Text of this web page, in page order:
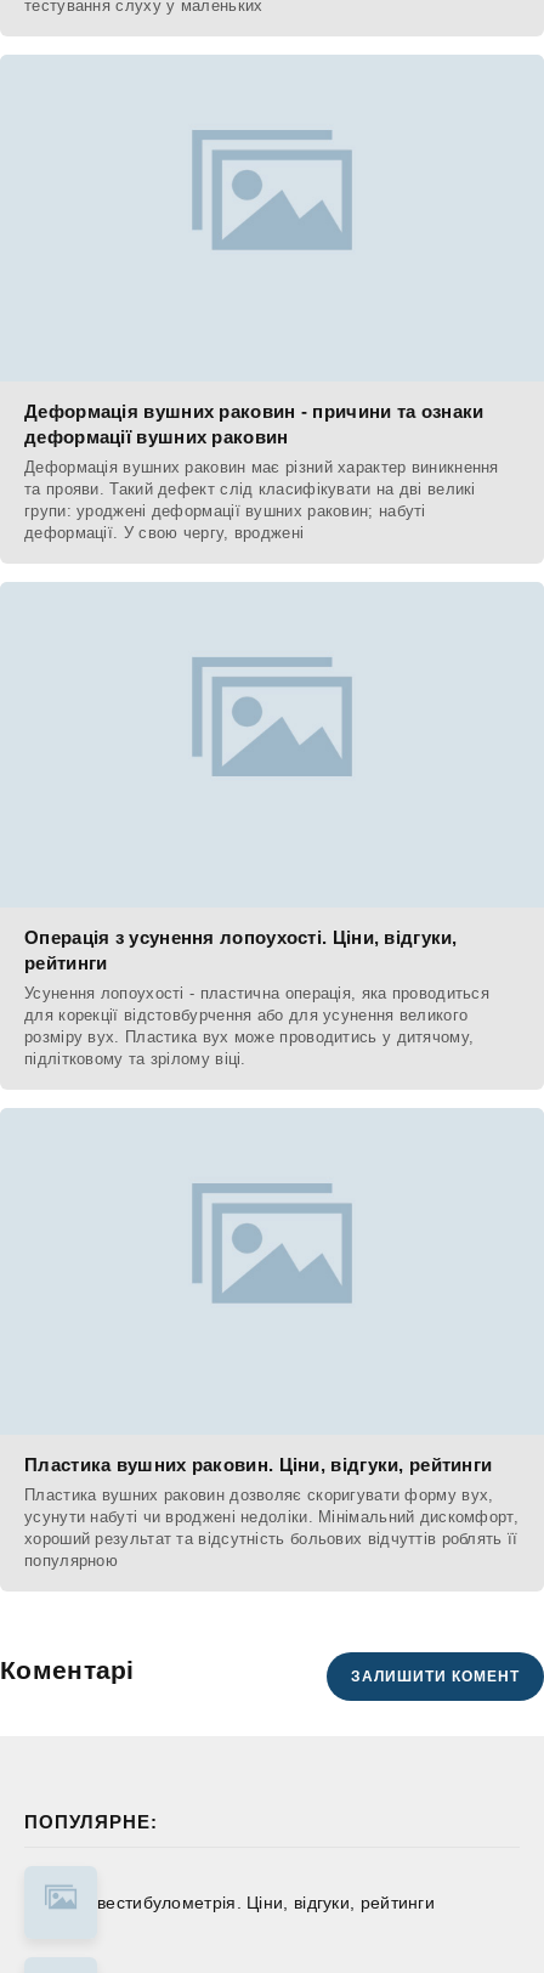
ПОПУЛЯРНЕ:
вестибулометрія. Ціни, відгуки, рейтинги
тестування слуху у маленьких
Деформація вушних раковин - причини та ознаки
деформації вушних раковин
Деформація вушних раковин має різний характер виникнення
та прояви. Такий дефект слід класифікувати на дві великі
групи: уроджені деформації вушних раковин; набуті
деформації. У свою чергу, вроджені
Операція з усунення лопоухості. Ціни, відгуки,
рейтинги
Усунення лопоухості - пластична операція, яка проводиться
для корекції відстовбурчення або для усунення великого
розміру вух. Пластика вух може проводитись у дитячому,
підлітковому та зрілому віці.
Пластика вушних раковин. Ціни, відгуки, рейтинги
Пластика вушних раковин дозволяє скоригувати форму вух,
усунути набуті чи вроджені недоліки. Мінімальний дискомфорт,
хороший результат та відсутність больових відчуттів роблять її
популярною
Коментарі ЗАЛИШИТИ КОМЕНТ